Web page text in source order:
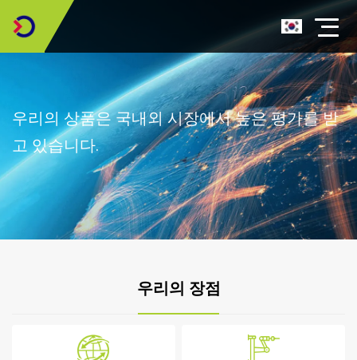
우리의 상품은 국내외 시장에서 높은 평가를 받
고 있습니다.
우리의 장점